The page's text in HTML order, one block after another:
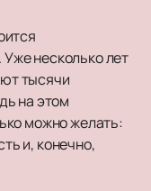
несколько лет
тысячи
на этом
можно желать:
и, конечно,